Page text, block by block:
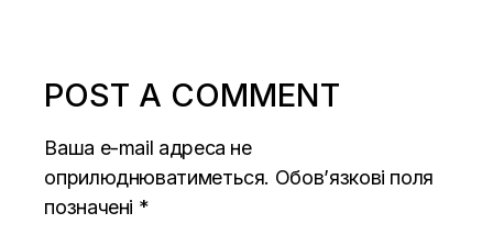
POST A COMMENT
Ваша e-mail адреса не
оприлюднюватиметься. Обов’язкові поля
позначені *